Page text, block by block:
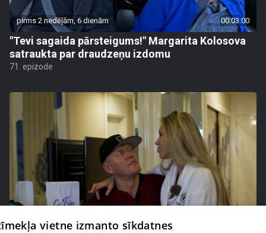
pirms 2 nedēļām, 6 dienām 00:03:00
"Tevi sagaida pārsteigums!" Margarita Kolosova
satraukta par draudzeņu izdomu
71. epizode
pirms 2 nedēļām, 6 dienām
vietne izmanto sīkdatnes